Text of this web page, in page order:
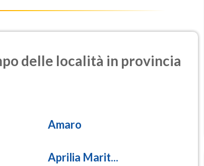
delle località in provincia
Amaro
Aprilia Marit...